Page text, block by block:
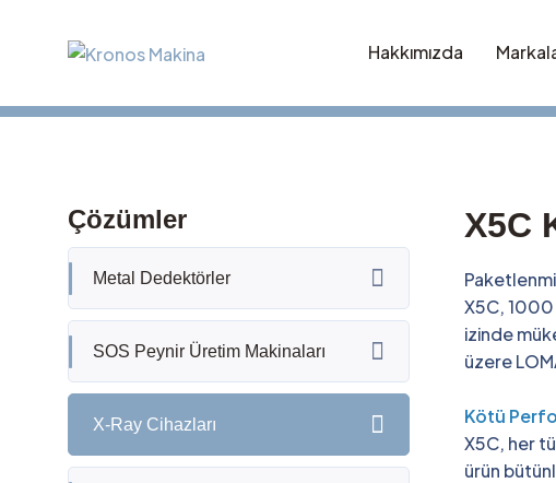
Hakkımızda
X5C
X5C, 1000
izinde
üzere
Kötü
X5C, her
ürün
Çözümler
Metal Dedektörler
SOS Peynir Üretim Makinaları
X-Ray Cihazları